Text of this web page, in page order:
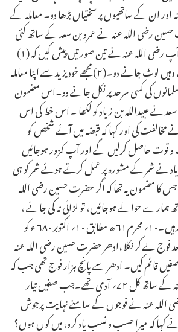
ان کے ساتھیوں پر سختیاں بڑھا دو۔ معاملہ کے
رضی اللہ عنہ نے عمرو بن سعد کے ساتھ کئی
خفیہ ملاقاتیں کیں ،جن میں آپ رضی اللہ عنہ نے تین صورتیں پیش کیں کہ (۱)
جہاں سے میں آیا ہوں مجھے وہیں لوٹ جانے دو۔(۲) مجھے خود یزید سے اپنا معاملہ
مجھے مسلمانوں کی کسی سرحد پر نکل جانے دو۔اس مضمون
نے عبیداللہ بن زیاد کو لکھا ۔ اس خط کی اس
مخالفت کی اور کہا کہ قبضہ میں آئے شخص کو
حاصل کرلیں گے اور آپ کمزور ہوجائیں
نے شمر کے مشورہ پر عمل کرتے ہوئے شمر کو ہی
کا مضمون یہ تھا کہ اگر حضرت حسین رضی اللہ
حوالے ہوجائیں، تو لڑائی نہ کی جائے ،
ورنہ وہ جنگ کے لیے تیار رہیں۔۱۰؍ محرم۶۱ ھ مطابق ۱۰؍ اکتوبر ۶۸۰ ء کو
لے کر نکلا ،ادھر حضرت حسین رضی اللہ عنہ
قائم کیں۔ ادھر سے پانچ ہزار فوج تھی جب کہ
حضرت حسین رضی اللہ عنہ کے ساتھ کل ۷۲؍ آدمی تھے۔جب صفیں تیار
اللہ عنہ نے فوجوں کے سامنے نہایت پرجوش
کہا کہ میرا حسب و نسب یاد کرو، میں کوں ہوں؟